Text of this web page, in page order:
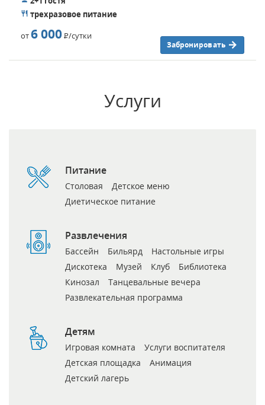
трехразовое питание
от6 000Р/сутки
Забронировать
Услуги
Питание
Столовая
Детское меню
Диетическое питание
Развлечения
Бассейн Бильярд
Настольные игры
Дискотека
Музей Клуб
Библиотека
Кинозал
Танцевальные вечера
Развлекательная программа
Детям
Игровая комната
Услуги воспитателя
Детская площадка
Анимация
Детский лагерь